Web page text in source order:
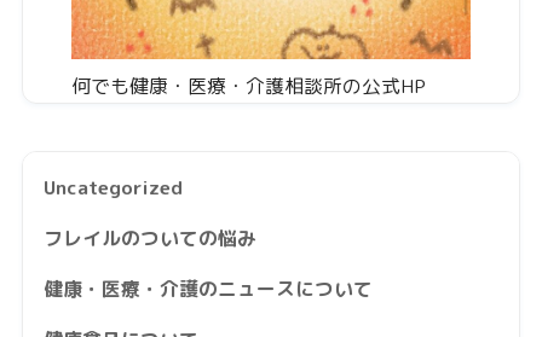
何でも健康・医療・介護相談所の公式HP
Uncategorized
フレイルのついての悩み
健康・医療・介護のニュースについて